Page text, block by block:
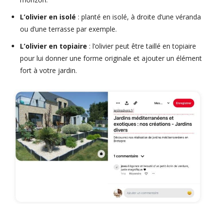
L’olivier en isolé : planté en isolé, à droite d’une véranda
ou d’une terrasse par exemple.
L’olivier en topiaire : l’olivier peut être taillé en topiaire
pour lui donner une forme originale et ajouter un élément
fort à votre jardin.